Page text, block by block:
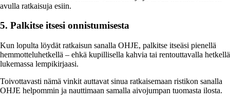
avulla ratkaisuja esiin.
5. Palkitse itsesi onnistumisesta
Kun lopulta löydät ratkaisun sanalla OHJE, palkitse itseäsi pienellä
hemmotteluhetkellä – ehkä kupillisella kahvia tai rentouttavalla hetkellä
lukemassa lempikirjaasi.
Toivottavasti nämä vinkit auttavat sinua ratkaisemaan ristikon sanalla
OHJE helpommin ja nauttimaan samalla aivojumpan tuomasta ilosta.